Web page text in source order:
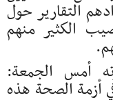
التقارير حول
الكثير منهم
أمس الجمعة:
أزمة الصحة هذه